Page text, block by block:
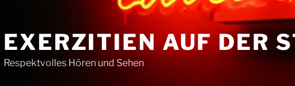
EXERZITIEN AUF DER
Respektvolles Hören und Sehen